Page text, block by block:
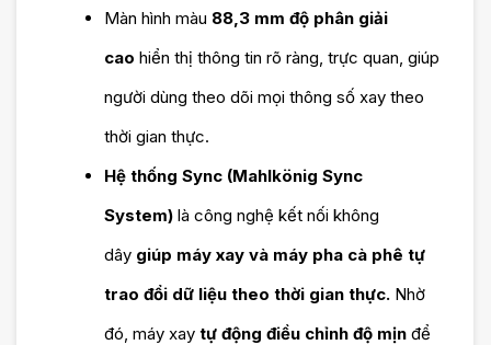
Màn hình màu 88,3 mm độ phân giải
cao hiển thị thông tin rõ ràng, trực quan, giúp
người dùng theo dõi mọi thông số xay theo
thời gian thực.
Hệ thống Sync (Mahlkönig Sync
System) là công nghệ kết nối không
dây giúp máy xay và máy pha cà phê tự
trao đổi dữ liệu theo thời gian thực. Nhờ
đó, máy xay tự động điều chỉnh độ mịn để